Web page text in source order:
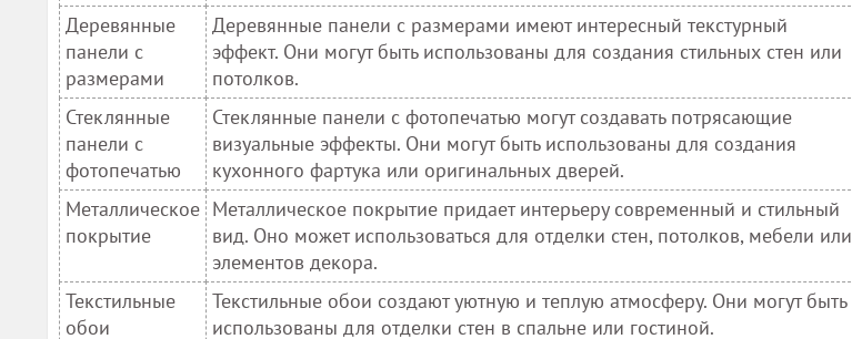
Деревянные
панели с
размерами
Деревянные панели с размерами имеют интересный текстурный
эффект. Они могут быть использованы для создания стильных стен или
потолков.
Стеклянные
панели с
фотопечатью
Стеклянные панели с фотопечатью могут создавать потрясающие
визуальные эффекты. Они могут быть использованы для создания
кухонного фартука или оригинальных дверей.
Металлическое
покрытие
Металлическое покрытие придает интерьеру современный и стильный
вид. Оно может использоваться для отделки стен, потолков, мебели или
элементов декора.
Текстильные
обои
Текстильные обои создают уютную и теплую атмосферу. Они могут быть
использованы для отделки стен в спальне или гостиной.